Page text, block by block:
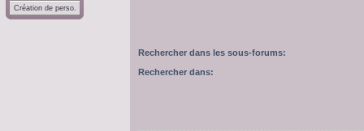
Création de perso.
Rechercher dans les sous-forums:
Rechercher dans: